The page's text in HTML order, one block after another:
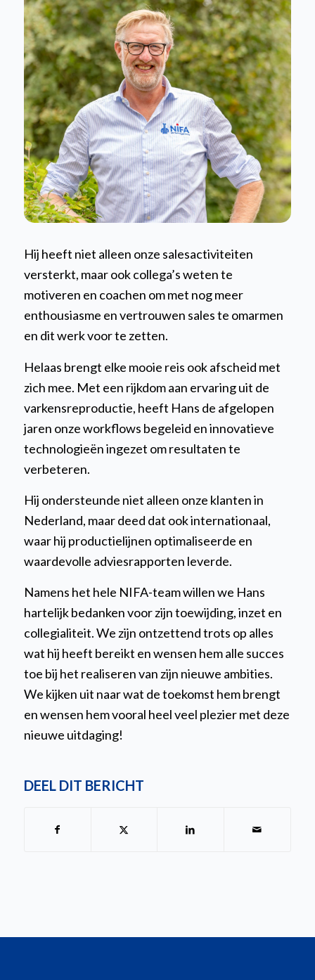
Hij heeft niet alleen onze salesactiviteiten
versterkt, maar ook collega’s weten te
motiveren en coachen om met nog meer
enthousiasme en vertrouwen sales te omarmen
en dit werk voor te zetten.
Helaas brengt elke mooie reis ook afscheid met
zich mee. Met een rijkdom aan ervaring uit de
varkensreproductie, heeft Hans de afgelopen
jaren onze workflows begeleid en innovatieve
technologieën ingezet om resultaten te
verbeteren.
Hij ondersteunde niet alleen onze klanten in
Nederland, maar deed dat ook internationaal,
waar hij productielijnen optimaliseerde en
waardevolle adviesrapporten leverde.
Namens het hele NIFA-team willen we Hans
hartelijk bedanken voor zijn toewijding, inzet en
collegialiteit. We zijn ontzettend trots op alles
wat hij heeft bereikt en wensen hem alle succes
toe bij het realiseren van zijn nieuwe ambities.
We kijken uit naar wat de toekomst hem brengt
en wensen hem vooral heel veel plezier met deze
nieuwe uitdaging!
DEEL DIT BERICHT